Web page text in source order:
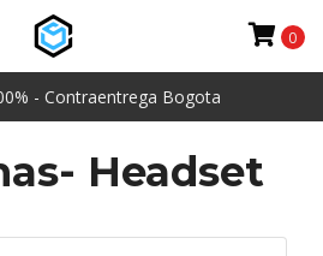
- Contraentrega Bogota
0
Headset